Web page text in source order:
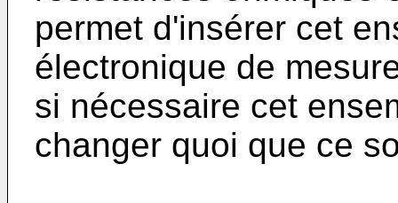
permet d'insérer cet
électronique de
si nécessaire cet
changer quoi que ce